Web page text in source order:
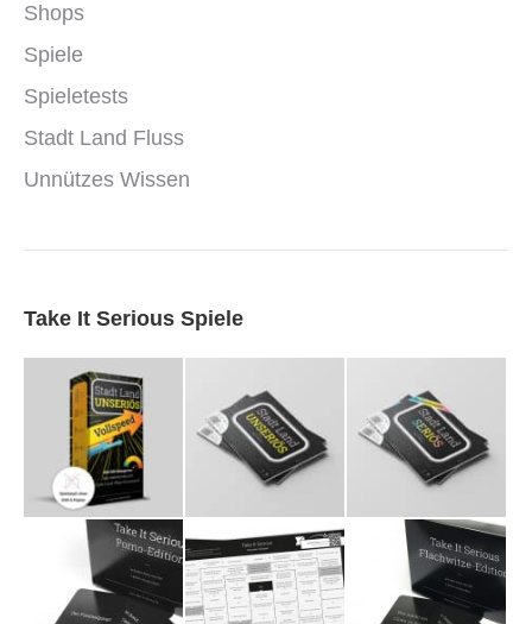
Shops
Spiele
Spieletests
Stadt Land Fluss
Unnützes Wissen
Take It Serious Spiele